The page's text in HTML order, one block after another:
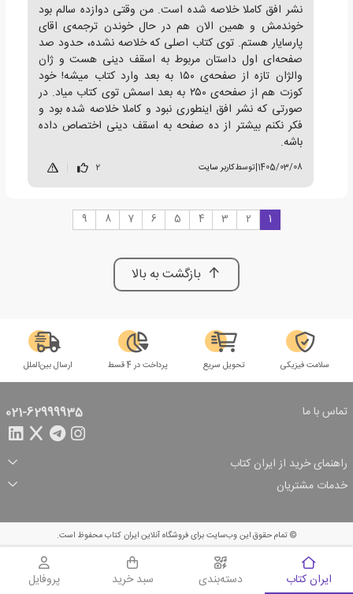
نشر افق کاملا خلاصه شده است. من وقتی دوازده سالم بود
خوندمش و همین الان هم در حال خوندن ترجمه‌ی اقای
پارسایار هستم. توی کتاب اصلی که خلاصه نشده، حدود صد
صفحه‌ای اول داستان مربوط به اسقف دینی هست و ژان
والژان تازه از صفحه‌ی ۱۵۰ به بعد وارد کتاب میشه! خود
کوزت هم از صفحه‌ی ۲۵۰ به بعد اسمش توی کتاب میاد. در
صورتی که نشر افق اینطوری نبود و کاملا خلاصه شده بود و
فکر نکنم بیشتر از ده صفحه به اسقف دینی اختصاص داده
باشه.
1405/03/08
|توسطکاربر سایت 2
1
2
3
4
5
6
7
8
9
بازگشت به بالا
سلامت فیزیکی تحویل سریع پرداخت در 4 قسط ارسال بین‌الملل
تماس با ما 021-62999935
راهنمای خرید از ایران کتاب
ثبت سفارش
شرایط ارسال سفارش
شیوه پرداخت
تخفیف‌های خرید
خدمات مشتریان
© تمام حقوق این وب‌سایت برای فروشگاه آنلاین ایران کتاب محفوظ است.
ایران کتاب دسته‌بندی
سبد خرید
سبد خرید پروفایل